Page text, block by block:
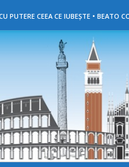
CEEA CE IUBEȘTE • BEATO